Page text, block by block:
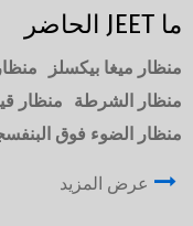
ما JEET الحاضر
منظار ميغا بيكسلز منظار
منظار الشرطة
منظار
منظار الضوء فوق
عرض المزيد